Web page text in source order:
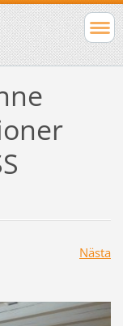
Nästa